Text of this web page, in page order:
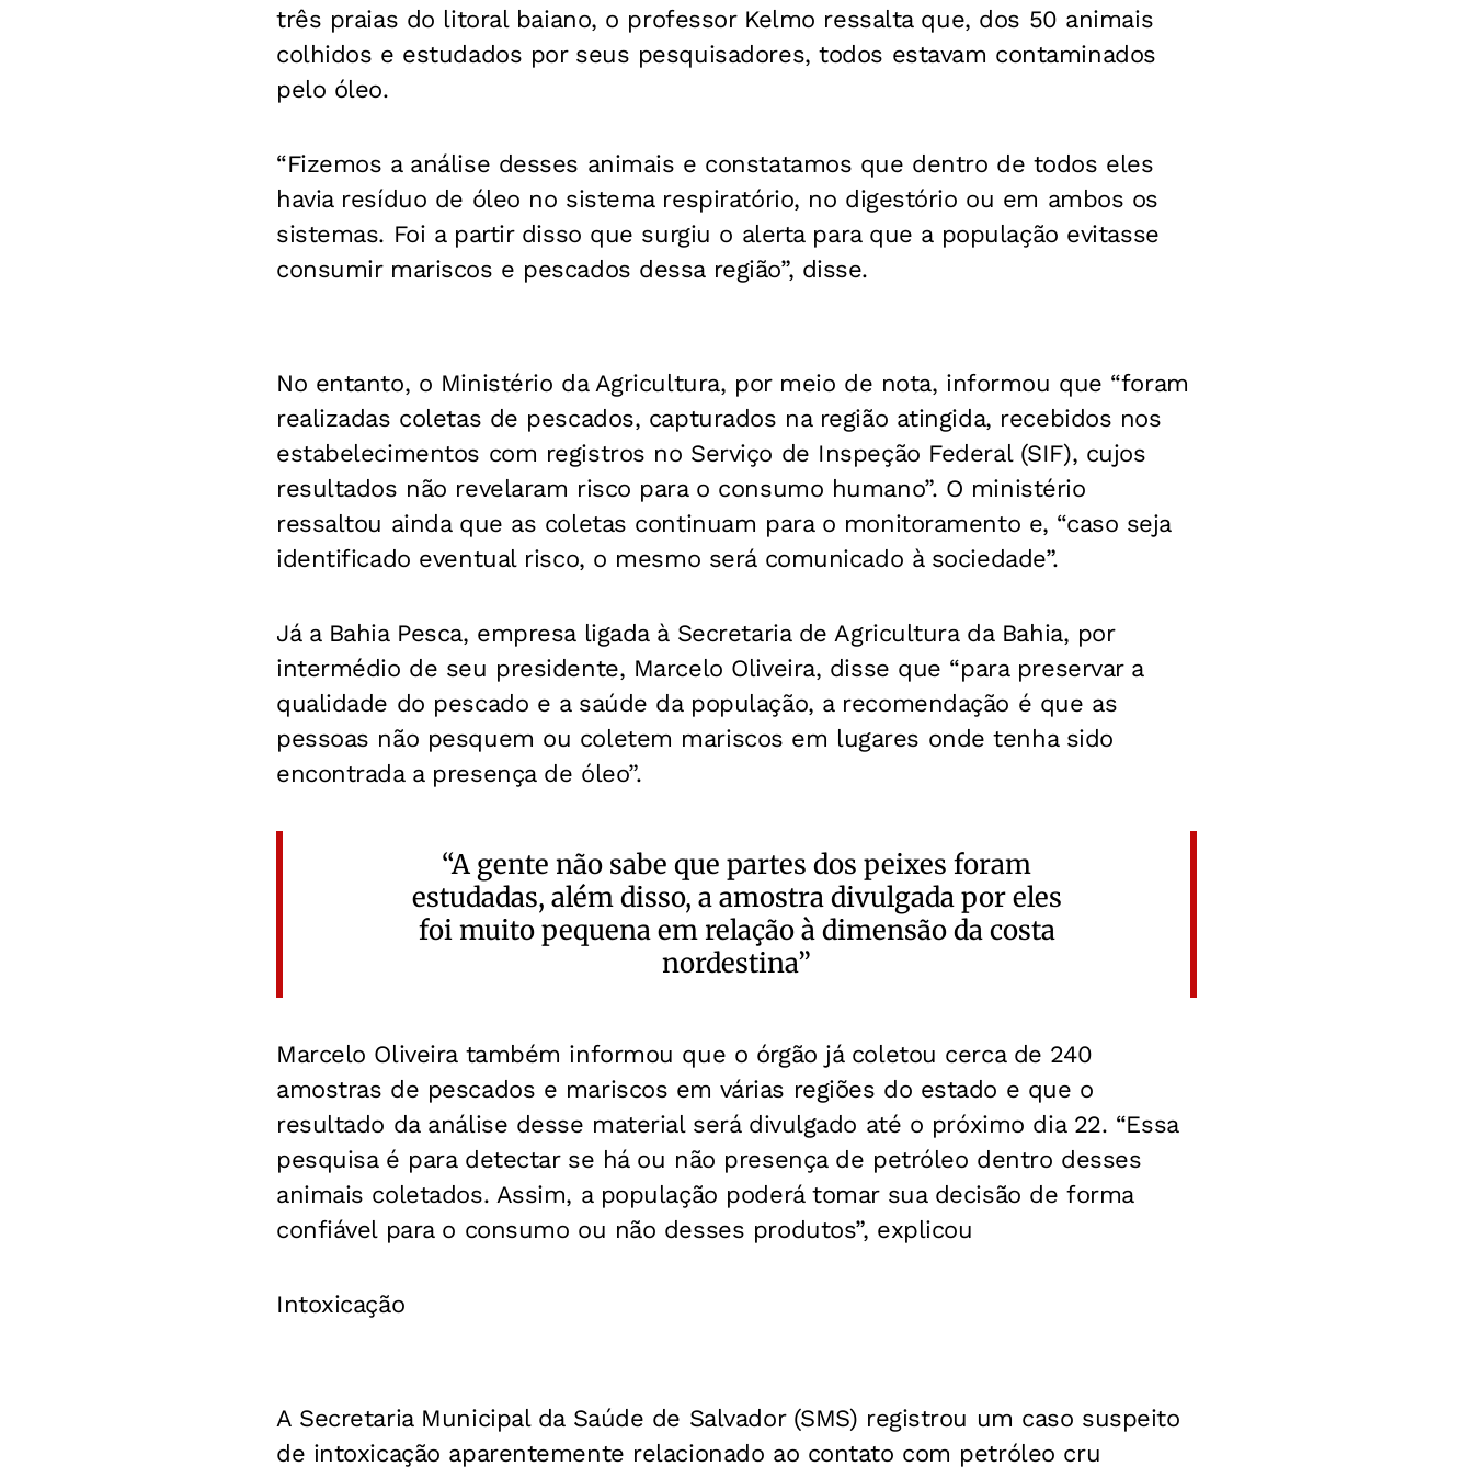
três praias do litoral baiano, o professor Kelmo ressalta que, dos 50 animais
colhidos e estudados por seus pesquisadores, todos estavam contaminados
pelo óleo.
“Fizemos a análise desses animais e constatamos que dentro de todos eles
havia resíduo de óleo no sistema respiratório, no digestório ou em ambos os
sistemas. Foi a partir disso que surgiu o alerta para que a população evitasse
consumir mariscos e pescados dessa região”, disse.
No entanto, o Ministério da Agricultura, por meio de nota, informou que “foram
realizadas coletas de pescados, capturados na região atingida, recebidos nos
estabelecimentos com registros no Serviço de Inspeção Federal (SIF), cujos
resultados não revelaram risco para o consumo humano”. O ministério
ressaltou ainda que as coletas continuam para o monitoramento e, “caso seja
identificado eventual risco, o mesmo será comunicado à sociedade”.
Já a Bahia Pesca, empresa ligada à Secretaria de Agricultura da Bahia, por
intermédio de seu presidente, Marcelo Oliveira, disse que “para preservar a
qualidade do pescado e a saúde da população, a recomendação é que as
pessoas não pesquem ou coletem mariscos em lugares onde tenha sido
encontrada a presença de óleo”.
“A gente não sabe que partes dos peixes foram
estudadas, além disso, a amostra divulgada por eles
foi muito pequena em relação à dimensão da costa
nordestina”
Marcelo Oliveira também informou que o órgão já coletou cerca de 240
amostras de pescados e mariscos em várias regiões do estado e que o
resultado da análise desse material será divulgado até o próximo dia 22. “Essa
pesquisa é para detectar se há ou não presença de petróleo dentro desses
animais coletados. Assim, a população poderá tomar sua decisão de forma
confiável para o consumo ou não desses produtos”, explicou
Intoxicação
A Secretaria Municipal da Saúde de Salvador (SMS) registrou um caso suspeito
de intoxicação aparentemente relacionado ao contato com petróleo cru